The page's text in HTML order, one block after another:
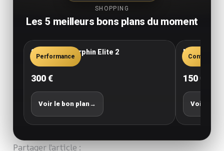
SHOPPING
Les 5 meilleurs bons plans du moment
Performance
Saucony Endorphin Elite 2
300 €
Voir le bon plan→
Confort
New
150 €
Voir le
Partager l'article :